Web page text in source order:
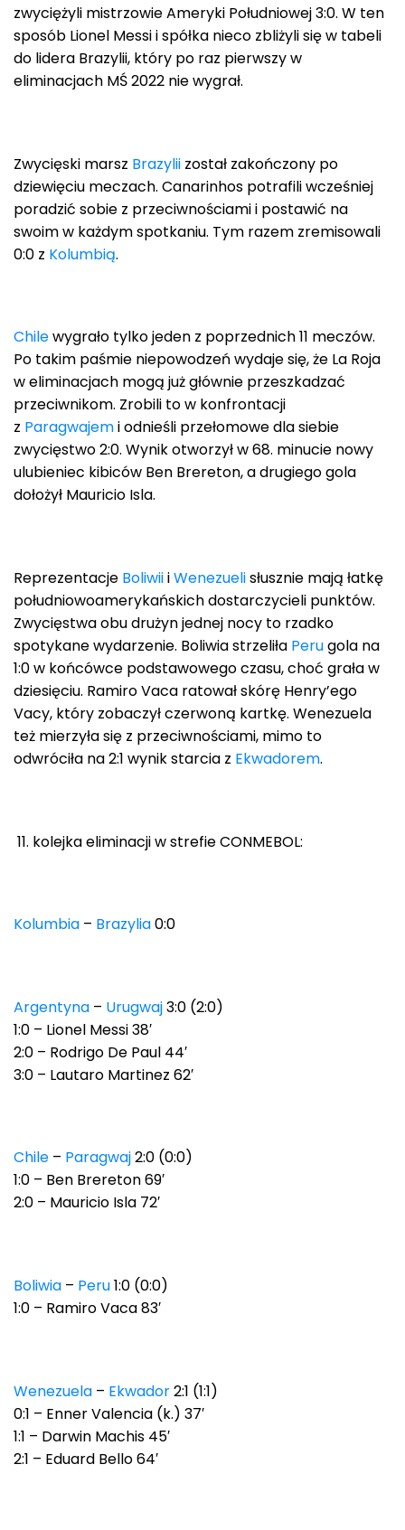
zwyciężyli mistrzowie Ameryki Południowej 3:0. W ten
sposób Lionel Messi i spółka nieco zbliżyli się w tabeli
do lidera Brazylii, który po raz pierwszy w
eliminacjach MŚ 2022 nie wygrał.
Zwycięski marsz Brazylii został zakończony po
dziewięciu meczach. Canarinhos potrafili wcześniej
poradzić sobie z przeciwnościami i postawić na
swoim w każdym spotkaniu. Tym razem zremisowali
0:0 z Kolumbią.
Chilewygrało tylko jeden z poprzednich 11 meczów.
Po takim paśmie niepowodzeń wydaje się, że La Roja
w eliminacjach mogą już głównie przeszkadzać
przeciwnikom. Zrobili to w konfrontacji
z Paragwajemi odnieśli przełomowe dla siebie
zwycięstwo 2:0. Wynik otworzył w 68. minucie nowy
ulubieniec kibiców Ben Brereton, a drugiego gola
dołożył Mauricio Isla.
Reprezentacje BoliwiiiWenezuelisłusznie mają łatkę
południowoamerykańskich dostarczycieli punktów.
Zwycięstwa obu drużyn jednej nocy to rzadko
spotykane wydarzenie. Boliwia strzeliła Perugola na
1:0 w końcówce podstawowego czasu, choć grała w
dziesięciu. Ramiro Vaca ratował skórę Henry’ego
Vacy, który zobaczył czerwoną kartkę. Wenezuela
też mierzyła się z przeciwnościami, mimo to
odwróciła na 2:1 wynik starcia z Ekwadorem.
kolejka eliminacji w strefie CONMEBOL:
Kolumbia – Brazylia0:0
Argentyna – Urugwaj3:0 (2:0)
1:0 – Lionel Messi 38′
2:0 – Rodrigo De Paul 44′
3:0 – Lautaro Martinez 62′
Chile – Paragwaj2:0 (0:0)
1:0 – Ben Brereton 69′
2:0 – Mauricio Isla 72′
Boliwia – Peru1:0 (0:0)
1:0 – Ramiro Vaca 83′
Wenezuela – Ekwador2:1 (1:1)
0:1 – Enner Valencia (k.) 37′
1:1 – Darwin Machis 45′
2:1 – Eduard Bello 64′